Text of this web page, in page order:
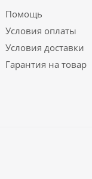
Помощь
Условия оплаты
Условия доставки
Гарантия на товар